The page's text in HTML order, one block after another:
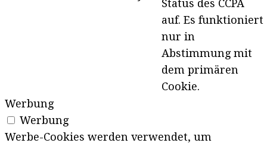
Status des CCPA
auf. Es funktioniert
nur in
Abstimmung mit
dem primären
Cookie.
Werbung
Werbung
Werbe-Cookies werden verwendet, um